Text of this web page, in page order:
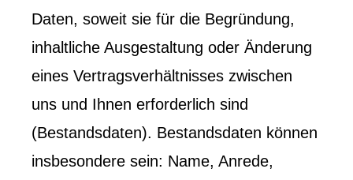
Daten, soweit sie für die Begründung,
inhaltliche Ausgestaltung oder Änderung
eines Vertragsverhältnisses zwischen
uns und Ihnen erforderlich sind
(Bestandsdaten). Bestandsdaten können
insbesondere sein: Name, Anrede,